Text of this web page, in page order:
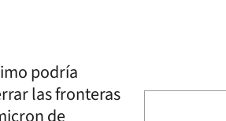
podría
las fronteras